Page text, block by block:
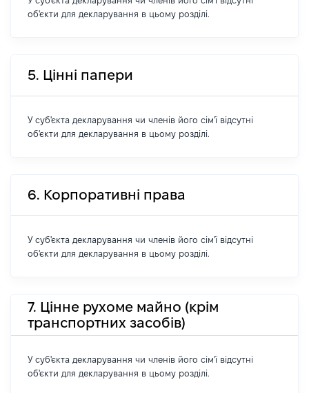
об'єкти для декларування в цьому розділі.
5. Цінні папери
У суб'єкта декларування чи членів його сім'ї відсутні
об'єкти для декларування в цьому розділі.
6. Корпоративні права
У суб'єкта декларування чи членів його сім'ї відсутні
об'єкти для декларування в цьому розділі.
7. Цінне рухоме майно (крім
транспортних засобів)
У суб'єкта декларування чи членів його сім'ї відсутні
об'єкти для декларування в цьому розділі.